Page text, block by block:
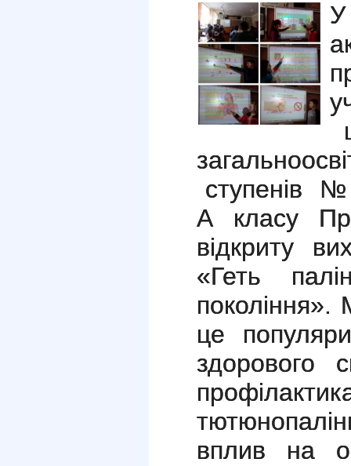
ступенів №
А класу
відкриту
«Геть
покоління».
це
здорового
вплив на